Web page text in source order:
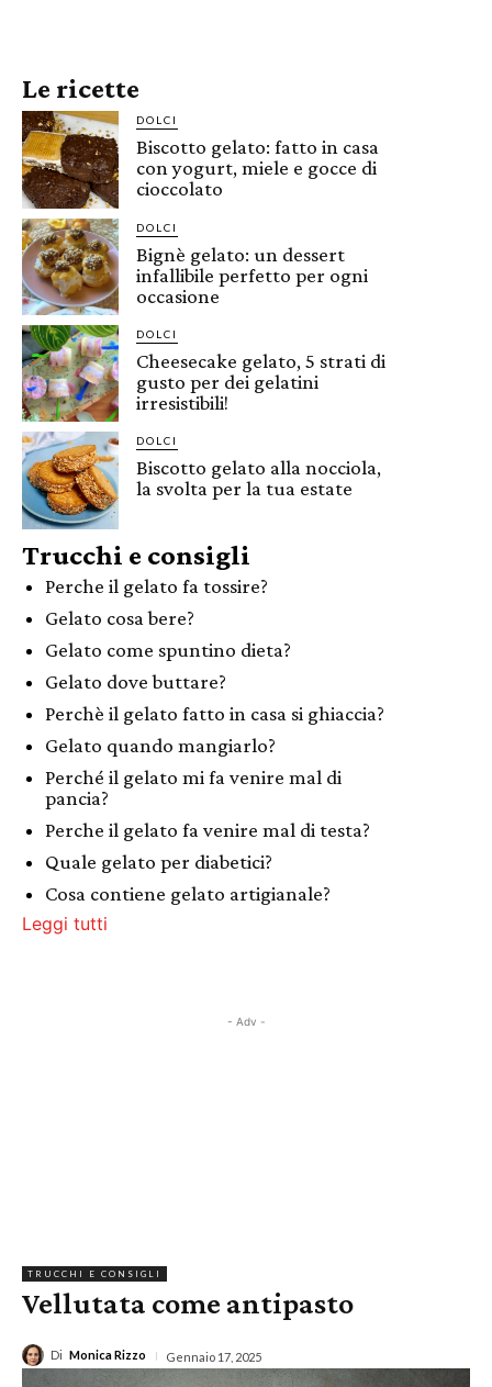
Le ricette
DOLCI
Biscotto gelato: fatto in casa
con yogurt, miele e gocce di
cioccolato
DOLCI
Bignè gelato: un dessert
infallibile perfetto per ogni
occasione
DOLCI
Cheesecake gelato, 5 strati di
gusto per dei gelatini
irresistibili!
DOLCI
Biscotto gelato alla nocciola,
la svolta per la tua estate
Trucchi e consigli
Perche il gelato fa tossire?
Gelato cosa bere?
Gelato come spuntino dieta?
Gelato dove buttare?
Perchè il gelato fatto in casa si ghiaccia?
Gelato quando mangiarlo?
Perché il gelato mi fa venire mal di
pancia?
Perche il gelato fa venire mal di testa?
Quale gelato per diabetici?
Cosa contiene gelato artigianale?
Leggi tutti
- Adv -